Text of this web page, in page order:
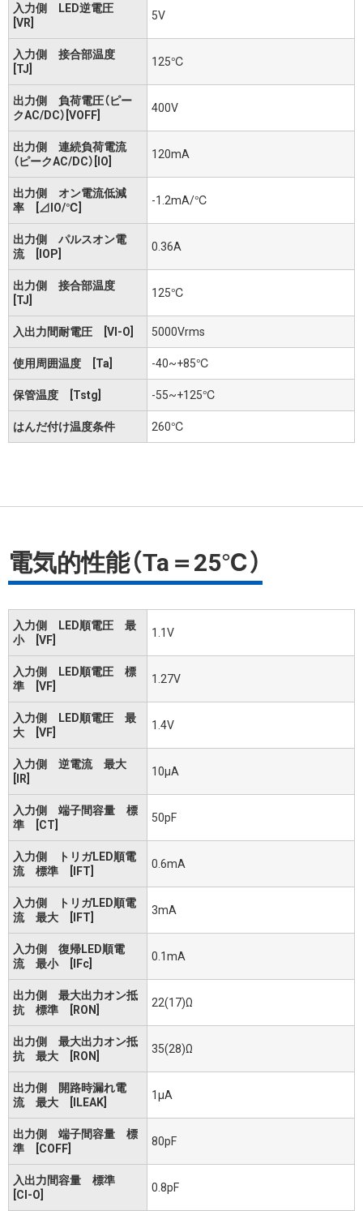
入力側 LED逆電圧
[VR]
5V
入力側 接合部温度
[TJ]
125℃
出力側 負荷電圧（ピー
クAC/DC）[VOFF]
400V
出力側 連続負荷電流
（ピークAC/DC）[IO]
120mA
出力側 オン電流低減
率 [⊿IO/℃]
-1.2mA/℃
出力側 パルスオン電
流 [IOP]
0.36A
出力側 接合部温度
[TJ]
125℃
入出力間耐電圧 [VI-O] 5000Vrms
使用周囲温度 [Ta] -40~+85℃
保管温度 [Tstg] -55~+125℃
はんだ付け温度条件 260℃
電気的性能（Ta＝25℃）
入力側 LED順電圧 最
小 [VF]
1.1V
入力側 LED順電圧 標
準 [VF]
1.27V
入力側 LED順電圧 最
大 [VF]
1.4V
入力側 逆電流 最大
[IR]
10μA
入力側 端子間容量 標
準 [CT]
50pF
入力側 トリガLED順電
流 標準 [IFT]
0.6mA
入力側 トリガLED順電
流 最大 [IFT]
3mA
入力側 復帰LED順電
流 最小 [IFc]
0.1mA
出力側 最大出力オン抵
抗 標準 [RON]
22(17)Ω
出力側 最大出力オン抵
抗 最大 [RON]
35(28)Ω
出力側 開路時漏れ電
流 最大 [ILEAK]
1μA
出力側 端子間容量 標
準 [COFF]
80pF
入出力間容量 標準
[CI-O]
0.8pF